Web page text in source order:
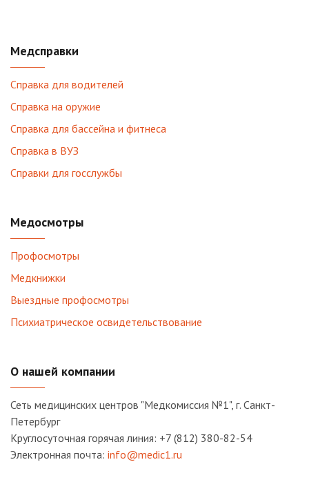
Медсправки
Справка для водителей
Справка на оружие
Справка для бассейна и фитнеса
Справка в ВУЗ
Справки для госслужбы
Медосмотры
Профосмотры
Медкнижки
Выездные профосмотры
Психиатрическое освидетельствование
О нашей компании
Сеть медицинских центров "Медкомиссия №1", г. Санкт-
Петербург
Круглосуточная горячая линия: +7 (812) 380-82-54
Электронная почта: info@medic1.ru